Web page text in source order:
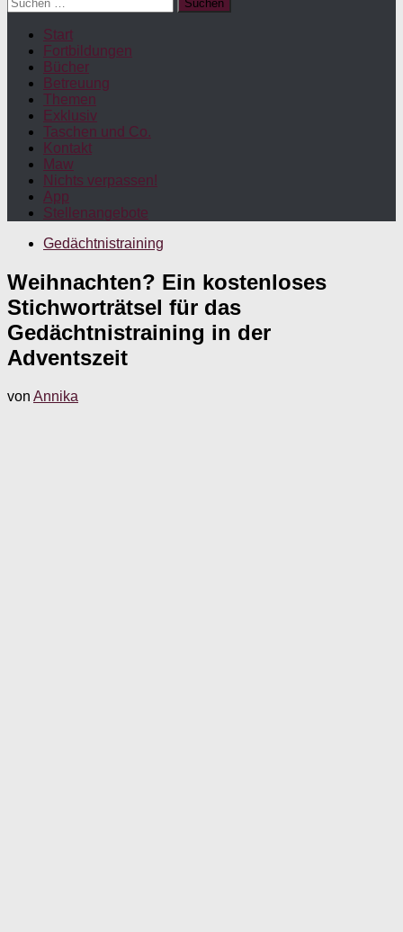
nach:
Start
Fortbildungen
Bücher
Betreuung
Themen
Exklusiv
Taschen und Co.
Kontakt
Maw
Nichts verpassen!
App
Stellenangebote
Gedächtnistraining
Weihnachten? Ein kostenloses
Stichworträtsel für das
Gedächtnistraining in der
Adventszeit
von Annika